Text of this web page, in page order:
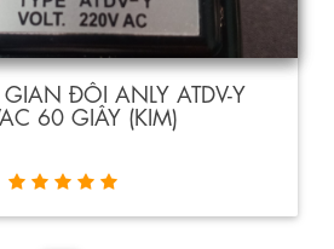
GIAN ĐÔI ANLY ATDV-Y
60 GIÂY (KIM)